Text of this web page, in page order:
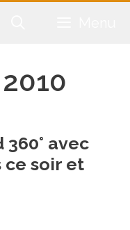
360° avec
ce soir et